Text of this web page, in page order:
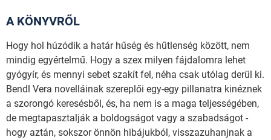
A KÖNYVRŐL
Hogy hol húzódik a határ hűség és hűtlenség között, nem
mindig egyértelmű. Hogy a szex milyen fájdalomra lehet
gyógyír, és mennyi sebet szakít fel, néha csak utólag derül ki.
Bendl Vera novelláinak szereplői egy-egy pillanatra kinéznek
a szorongó keresésből, és, ha nem is a maga teljességében,
de megtapasztalják a boldogságot vagy a szabadságot -
hogy aztán, sokszor önnön hibájukból, visszazuhanjnak a